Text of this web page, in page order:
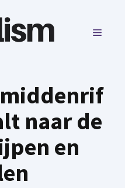
MENU
naar de
en